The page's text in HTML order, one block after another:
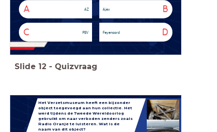
A AZ B
Ajax
C PSV D
Feyenoord
Slide 12 - Quizvraag
Het Verzetsmuseum heeft een bijzonder
object toegevoegd aan hun collectie. Het
werd tijdens de Tweede Wereldoorlog
gebruikt om naar verboden zenders zoals
Radio Oranje te luisteren. Wat is de
naam van dit object?